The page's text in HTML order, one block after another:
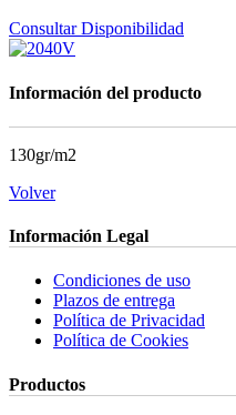
Consultar Disponibilidad
Información del producto
130gr/m2
Volver
Información Legal
Condiciones de uso
Plazos de entrega
Política de Privacidad
Política de Cookies
Productos